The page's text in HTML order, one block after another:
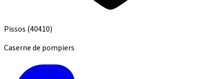
Pissos (40410)
Caserne de pompiers